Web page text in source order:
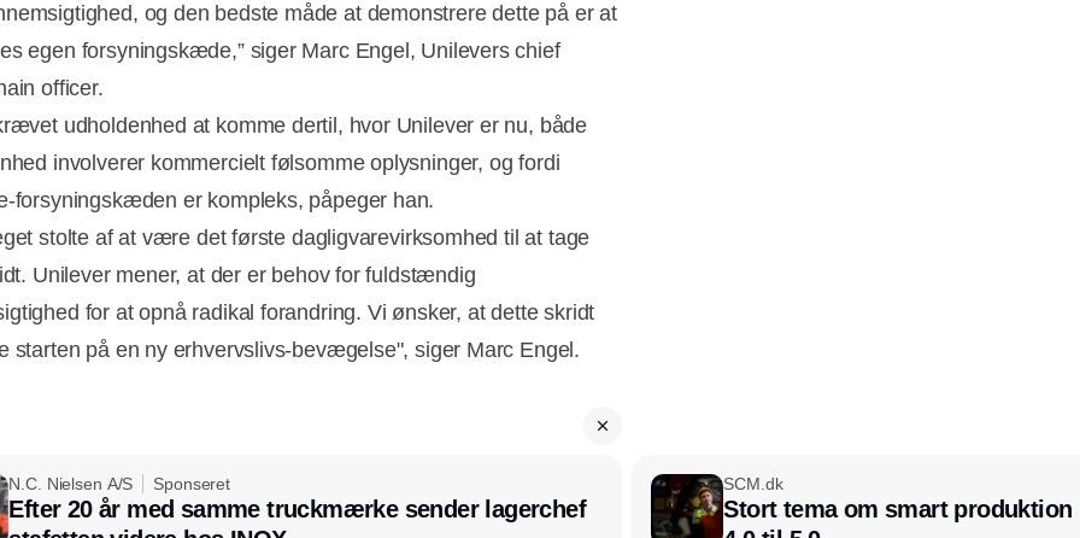
og den bedste måde at demonstrere dette på er at
egen forsyningskæde,” siger Marc Engel, Unilevers chief
officer.
udholdenhed at komme dertil, hvor Unilever er nu, både
involverer kommercielt følsomme oplysninger, og fordi
forsyningskæden er kompleks, påpeger han.
stolte af at være det første dagligvarevirksomhed til at tage
Unilever mener, at der er behov for fuldstændig
for at opnå radikal forandring. Vi ønsker, at dette skridt
starten på en ny erhvervslivs-bevægelse", siger Marc Engel.
N.C. Nielsen A/S Sponseret
Efter 20 år med samme truckmærke sender lagerchef
SCM.dk
Stort tema om smart